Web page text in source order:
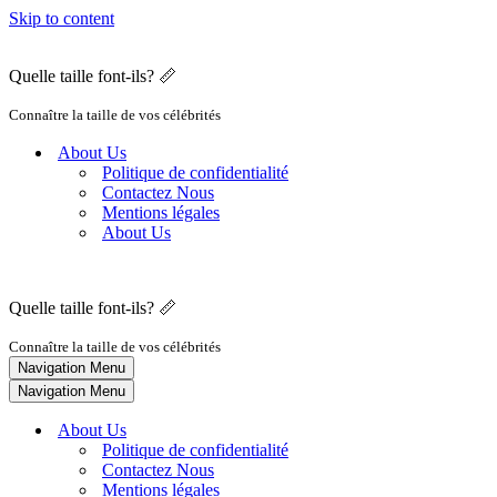
Skip to content
Quelle taille font-ils? 📏
Connaître la taille de vos célébrités
About Us
Politique de confidentialité
Contactez Nous
Mentions légales
About Us
Quelle taille font-ils? 📏
Connaître la taille de vos célébrités
Navigation Menu
Navigation Menu
About Us
Politique de confidentialité
Contactez Nous
Mentions légales